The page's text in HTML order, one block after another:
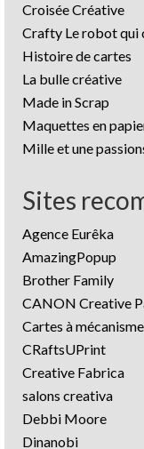
Croisée Créative
Crafty Le robot qui
Histoire de cartes
La bulle créative
Made in Scrap
Maquettes en
Mille et une
Sites
Agence Eurêka
AmazingPopup
Brother Family
CANON Creative
Cartes à mécanisme
CRaftsUPrint
Creative Fabrica
salons creativa
Debbi Moore
Dinanobi